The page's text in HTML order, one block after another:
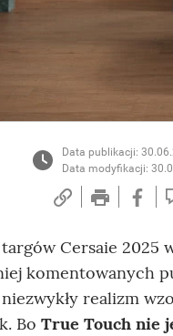
Data publikacji:
Data modyfikacji:
Cersaie
komentowanych
realizm
Bo True Touch nie